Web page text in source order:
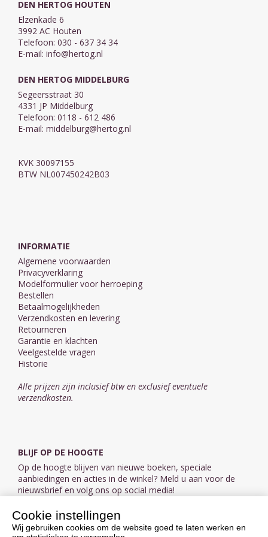
DEN HERTOG HOUTEN
Elzenkade 6
3992 AC Houten
Telefoon: 030 - 637 34 34
E-mail: info@hertog.nl
DEN HERTOG MIDDELBURG
Segeersstraat 30
4331 JP Middelburg
Telefoon: 0118 - 612 486
E-mail: middelburg@hertog.nl
KVK 30097155
BTW NL007450242B03
INFORMATIE
Algemene voorwaarden
Privacyverklaring
Modelformulier voor herroeping
Bestellen
Betaalmogelijkheden
Verzendkosten en levering
Retourneren
Garantie en klachten
Veelgestelde vragen
Historie
Alle prijzen zijn inclusief btw en exclusief eventuele
verzendkosten.
BLIJF OP DE HOOGTE
Op de hoogte blijven van nieuwe boeken, speciale
aanbiedingen en acties in de winkel? Meld u aan voor de
nieuwsbrief en volg ons op social media!
Aanmelden nieuwsbrief
Cookie instellingen
Wij gebruiken cookies om de website goed te laten werken en